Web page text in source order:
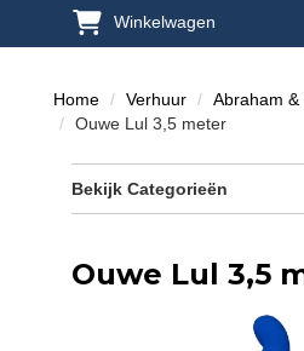
Winkelwagen
Home Verhuur
Abraham &
Ouwe Lul 3,5 meter
Bekijk Categorieën
Ouwe Lul 3,5